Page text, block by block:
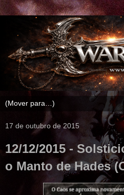
17 de outubro de 2015
12/12/2015 -
o Manto de Hades